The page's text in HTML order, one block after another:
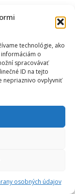
technológie, ako
o
spracovávať
ID na tejto
nepriaznivo ovplyvniť
osobných údajov